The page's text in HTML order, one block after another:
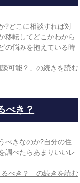
?どこに相談すれば対
移転してどこかわから
の悩みを抱えている時
可能？」の続きを読む
べき？
べきなのか?自分の住
調べたらあまりいいレ
べき？」の続きを読む